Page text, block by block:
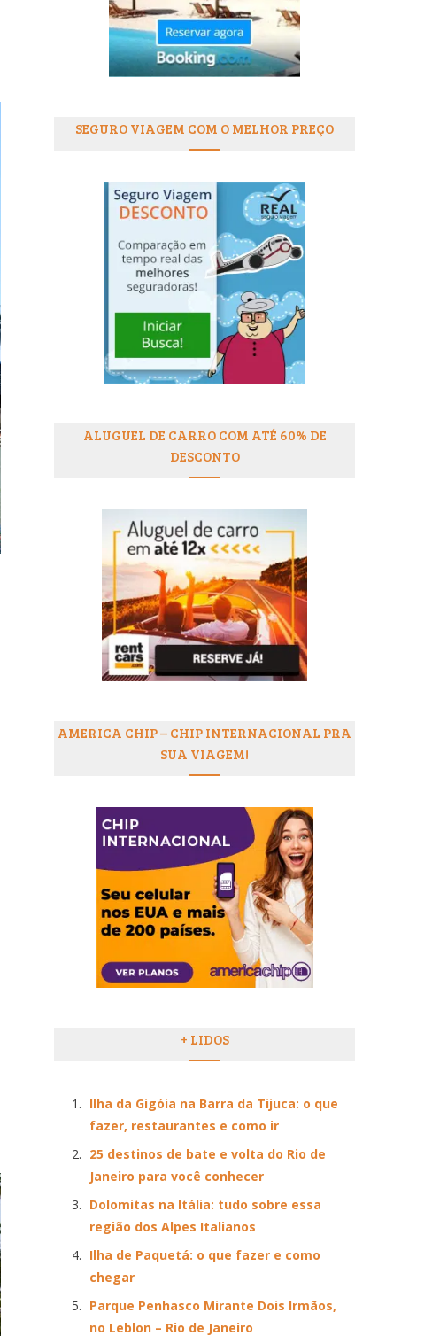
SEGURO VIAGEM COM O MELHOR PREÇO
ALUGUEL DE CARRO COM ATÉ 60% DE
DESCONTO
AMERICA CHIP – CHIP INTERNACIONAL PRA
SUA VIAGEM!
+ LIDOS
Ilha da Gigóia na Barra da Tijuca: o que
fazer, restaurantes e como ir
25 destinos de bate e volta do Rio de
Janeiro para você conhecer
Dolomitas na Itália: tudo sobre essa
região dos Alpes Italianos
Ilha de Paquetá: o que fazer e como
chegar
Parque Penhasco Mirante Dois Irmãos,
no Leblon – Rio de Janeiro